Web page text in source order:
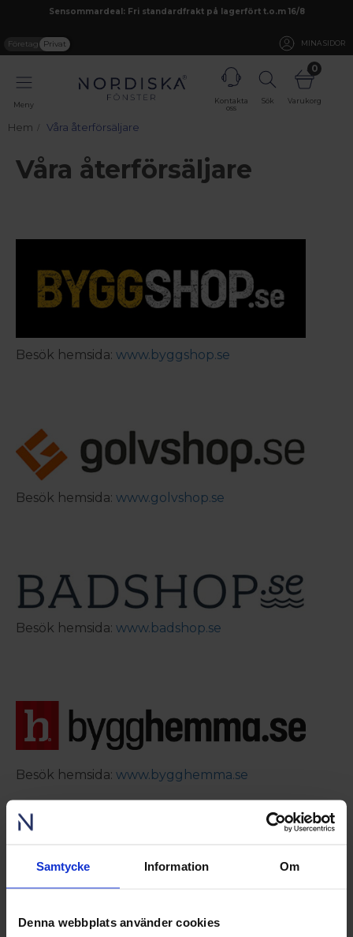
Samtycke Information Om
Denna webbplats använder cookies
Sensommardeal: Fri standardfrakt på lagerfört t.o.m 16/8
Företag Privat MINA SIDOR
Meny
Kontakta
oss
Sök
0
Varukorg
Hem Våra återförsäljare
Våra återförsäljare
Besök hemsida: www.byggshop.se
Besök hemsida: www.golvshop.se
Besök hemsida: www.badshop.se
Besök hemsida: www.bygghemma.se